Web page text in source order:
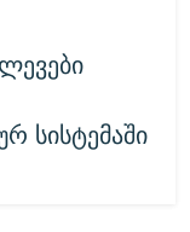
სისტემაში